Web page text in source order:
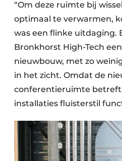
“Om deze ruimte bij
optimaal te verwarmen,
was een flinke uitdaging.
Bronkhorst High-Tech
nieuwbouw, met zo
in het zicht. Omdat de
conferentieruimte
installaties fluisterstil